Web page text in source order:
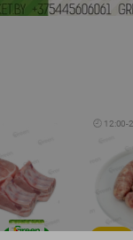
🕘 12:00-